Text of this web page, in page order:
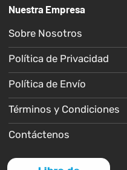
Nuestra Empresa
Sobre Nosotros
Política de Privacidad
Política de Envío
Términos y Condiciones
Contáctenos